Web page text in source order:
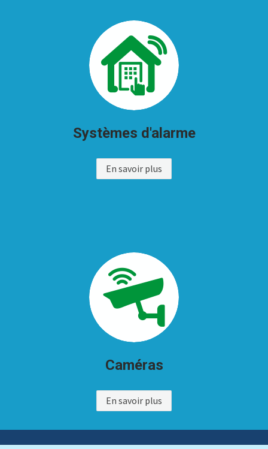
Systèmes d'alarme
En savoir plus
Caméras
En savoir plus